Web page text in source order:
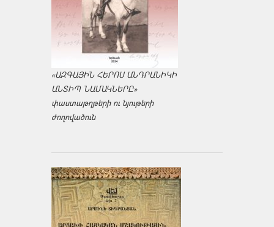
«ԱԶԳԱՅԻՆ ՀԵՐՈՍ ԱՆԴՐԱՆԻԿԻ
ԱՆՏԻՊ ՆԱՄԱԿՆԵՐԸ»
փաստաթղթերի ու նյութերի
ժողովածուն